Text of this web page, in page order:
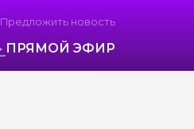
Предложить новость
ПРЯМОЙ ЭФИР